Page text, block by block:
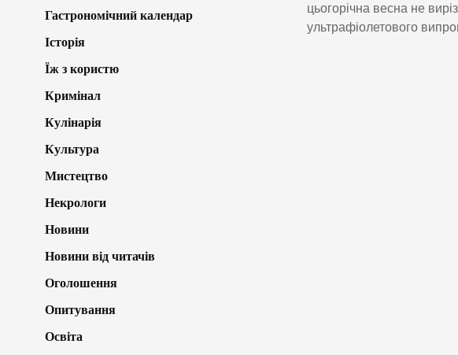
цьогорічна весна не
ультрафіолетового
Гастрономічний календар
Історія
Їж з користю
Кримінал
Кулінарія
Культура
Мистецтво
Некрологи
Новини
Новини від читачів
Оголошення
Опитування
Освіта